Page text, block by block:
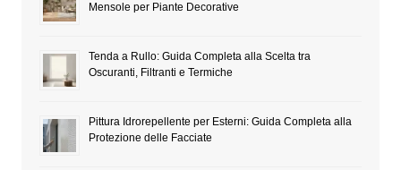
Mensole per Piante Decorative
Tenda a Rullo: Guida Completa alla Scelta tra
Oscuranti, Filtranti e Termiche
Pittura Idrorepellente per Esterni: Guida Completa alla
Protezione delle Facciate